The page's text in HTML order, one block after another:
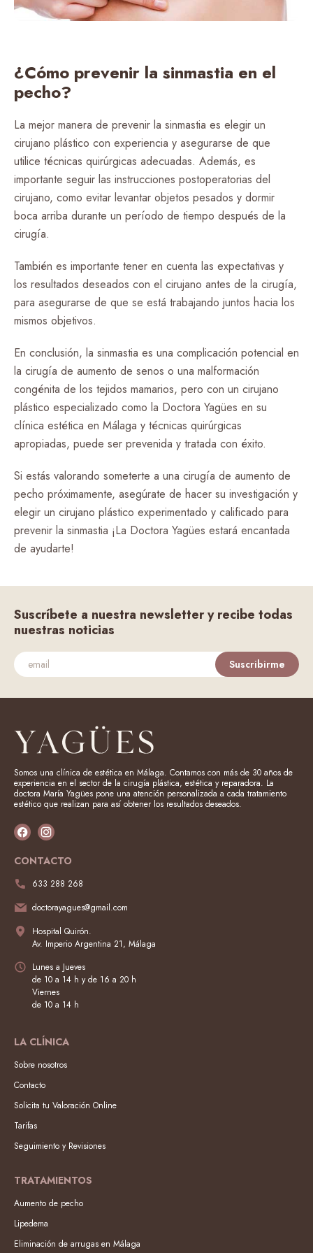
¿Cómo prevenir la sinmastia en el
pecho?
La mejor manera de prevenir la sinmastia es elegir un
cirujano plástico con experiencia y asegurarse de que
utilice técnicas quirúrgicas adecuadas. Además, es
importante seguir las instrucciones postoperatorias del
cirujano, como evitar levantar objetos pesados y dormir
boca arriba durante un período de tiempo después de la
cirugía.
También es importante tener en cuenta las expectativas y
los resultados deseados con el cirujano antes de la cirugía,
para asegurarse de que se está trabajando juntos hacia los
mismos objetivos.
En conclusión, la sinmastia es una complicación potencial en
la cirugía de aumento de senos o una malformación
congénita de los tejidos mamarios, pero con un cirujano
plástico especializado como la Doctora Yagües en su
clínica estética en Málaga y técnicas quirúrgicas
apropiadas, puede ser prevenida y tratada con éxito.
Si estás valorando someterte a una cirugía de aumento de
pecho próximamente, asegúrate de hacer su investigación y
elegir un cirujano plástico experimentado y calificado para
prevenir la sinmastia ¡La Doctora Yagües estará encantada
de ayudarte!
Suscríbete a nuestra newsletter y recibe todas
nuestras noticias
Suscribirme
Somos una clínica de estética en Málaga. Contamos con más de 30 años de
experiencia en el sector de la cirugía plástica, estética y reparadora. La
doctora María Yagües pone una atención personalizada a cada tratamiento
estético que realizan para así obtener los resultados deseados.
CONTACTO
633 288 268
doctorayagues@gmail.com
Hospital Quirón.
Av. Imperio Argentina 21, Málaga
Lunes a Jueves
de 10 a 14 h y de 16 a 20 h
Viernes
de 10 a 14 h
LA CLÍNICA
Sobre nosotros
Contacto
Solicita tu Valoración Online
Tarifas
Seguimiento y Revisiones
TRATAMIENTOS
Aumento de pecho
Lipedema
Eliminación de arrugas en Málaga